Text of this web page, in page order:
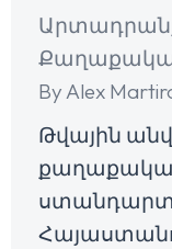
By Alex
Թվային